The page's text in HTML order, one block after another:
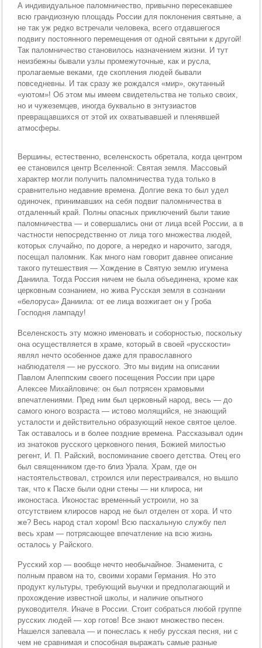
А индивидуальное паломничество, привычно пересекавшее
всю грандиозную площадь России для поклонения святыне, а
не так уж редко встречали человека, всего отдавшегося
подвигу постоянного перемещения от одной святыни к другой!
Так паломничество становилось назначением жизни. И тут
неизбежны бывали узлы промежуточные, как и русла,
пролагаемые веками, где скопления людей бывали
повседневны. И так сразу же рождался «мир», окутанный
«уютом»! Об этом мы имеем свидетельства не только своих,
но и чужеземцев, иногда буквально в энтузиастов
превращавшихся от этой их охватывавшей и пленявшей
атмосферы.
Вершины, естественно, вселенскость обретала, когда центром
ее становился центр Вселенной: Святая земля. Массовый
характер могли получить паломничества туда только в
сравнительно недавние времена. Долгие века то был удел
одиночек, принимавших на себя подвиг паломничества в
отдаленный край. Полны опасных приключений были такие
паломничества — и совершались они от лица всей России, а в
частности непосредственно от лица того множества людей,
которых случайно, по дороге, а нередко и нарочито, загодя,
посещал паломник. Как много нам говорит давнее описание
такого путешествия — Хождение в Святую землю игумена
Даниила. Тогда Россия ничем не была объединена, кроме как
церковным сознанием, но жива Русская земля в сознании
«белоруса» Даниила: от ее лица возжигает он у Гроба
Господня лампаду!
Вселенскость эту можно именовать и соборностью, поскольку
она осуществляется в храме, который в своей «русскости»
являл нечто особенное даже для православного
наблюдателя — не русского. Это мы видим на описании
Павлом Алеппским своего посещения России при царе
Алексее Михайловиче: он был потрясен храмовыми
впечатлениями. Пред ним был церковный народ, весь — до
самого юного возраста — истово молящийся, не знающий
усталости и действительно образующий некое святое целое.
Так оставалось и в более поздние времена. Рассказывал один
из знатоков русского церковного пения, Божией милостью
регент, И. П. Райский, воспоминание своего детства. Отец его
был священником где-то близ Урала. Храм, где он
настоятельствовал, строился или перестраивался, но вышло
так, что к Пасхе были одни стены — ни клироса, ни
иконостаса. Иконостас временный устроили, но за
отсутствием клиросов народ не был отделен от хора. И что
же? Весь народ стал хором! Всю пасхальную службу пел
весь храм — потрясающее впечатление на всю жизнь
осталось у Райского.
Русский хор — вообще нечто необычайное. Знаменита, с
полным правом на то, своими хорами Германия. Но это
продукт культуры, требующий выучки и предполагающий и
прохождение известной школы, и наличие опытного
руководителя. Иначе в России. Стоит собраться любой группе
русских людей — хор готов! Все знают множество песен.
Нашелся запевала — и понеслась к небу русская песня, ни с
чем не сравнимая и способная выражать самые разные